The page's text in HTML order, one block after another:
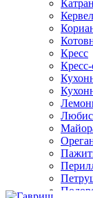
Катран
Кресс
Кресс-